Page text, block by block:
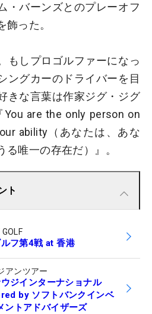
・バーンズとのプレーオフ
飾った。
もしプロゴルファーになっ
ングカーのドライバーを目
きな言葉は作家ジグ・ジグ
are the only person on
ability（あなたは、あな
唯一の存在だ）』。
ト
GOLF
フ第4戦 at 香港
アンツアー
ジインターナショナル
by ソフトバンクインベ
ントアドバイザーズ